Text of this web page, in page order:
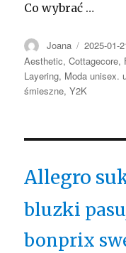
Co wybrać …
Autor
Joana 2025-01-
Aesthetic,Cottagecore,
Layering, Moda unisex.
śmieszne,Y2K
Allegro
bluzki
bonprix